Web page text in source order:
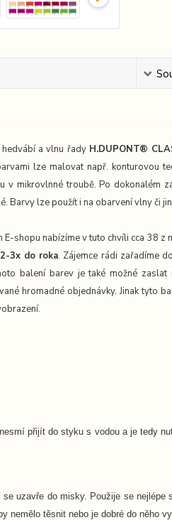
a vlnu řady H.DUPONT®
lze malovat např. konturovou
v mikrovlnné troubě. Po dokonalém
Barvy lze použít i na obarvení vlny či
shopu nabízíme v tuto chvíli cca 38
2-3x do roka. Zájemce rádi zařadíme
balení barev je také možné
hromadné objednávky. Jinak
přijít do styku s vodou a je tedy
uzavře do misky. Použije se
nemělo těsnit nebo je dobré do něho